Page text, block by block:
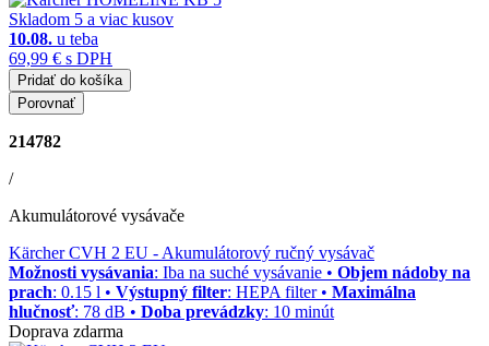
Skladom 5 a viac kusov
10.08. u teba
69,99 € s DPH
Pridať do košíka
Porovnať
214782
/
Akumulátorové vysávače
Kärcher CVH 2 EU - Akumulátorový ručný vysávač
Možnosti vysávania: Iba na suché vysávanie • Objem nádoby na
prach: 0.15 l • Výstupný filter: HEPA filter • Maximálna
hlučnosť: 78 dB • Doba prevádzky: 10 minút
Doprava zdarma